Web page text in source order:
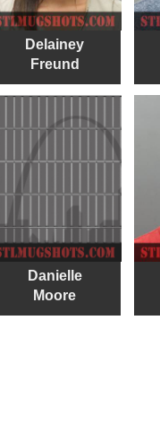
Delainey
Freund
Danielle
Moore